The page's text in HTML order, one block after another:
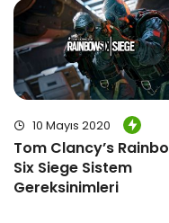
10 Mayıs 2020
Tom Clancy’s
Six Siege Sistem
Gereksinimleri